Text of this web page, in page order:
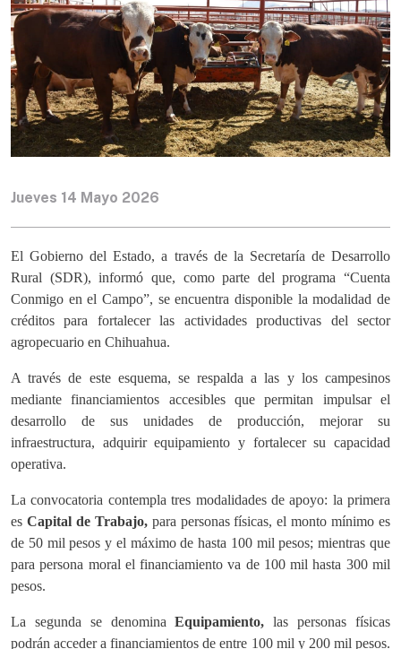
Jueves 14 Mayo 2026
El Gobierno del Estado, a través de la Secretaría de Desarrollo
Rural (SDR), informó que, como parte del programa “Cuenta
Conmigo en el Campo”, se encuentra disponible la modalidad de
créditos para fortalecer las actividades productivas del sector
agropecuario en Chihuahua.
A través de este esquema, se respalda a las y los campesinos
mediante financiamientos accesibles que permitan impulsar el
desarrollo de sus unidades de producción, mejorar su
infraestructura, adquirir equipamiento y fortalecer su capacidad
operativa.
La convocatoria contempla tres modalidades de apoyo: la primera
es Capital de Trabajo,para personas físicas, el monto mínimo es
de 50 mil pesos y el máximo de hasta 100 mil pesos; mientras que
para persona moral el financiamiento va de 100 mil hasta 300 mil
pesos.
La segunda se denominaEquipamiento, las personas físicas
podrán acceder a financiamientos de entre 100 mil y 200 mil pesos.